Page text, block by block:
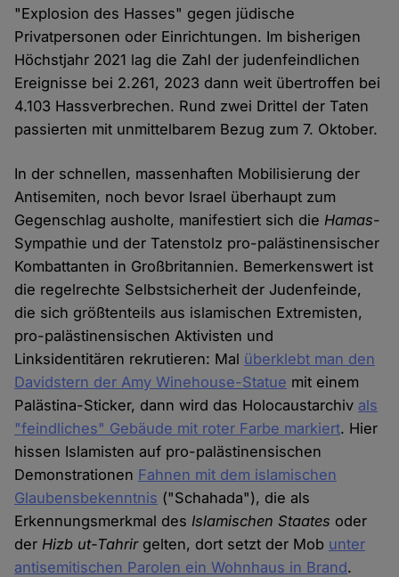
"Explosion des Hasses" gegen jüdische
Privatpersonen oder Einrichtungen. Im bisherigen
Höchstjahr 2021 lag die Zahl der judenfeindlichen
Ereignisse bei 2.261, 2023 dann weit übertroffen bei
4.103 Hassverbrechen. Rund zwei Drittel der Taten
passierten mit unmittelbarem Bezug zum 7. Oktober.
In der schnellen, massenhaften Mobilisierung der
Antisemiten, noch bevor Israel überhaupt zum
Gegenschlag ausholte, manifestiert sich die Hamas-
Sympathie und der Tatenstolz pro-palästinensischer
Kombattanten in Großbritannien. Bemerkenswert ist
die regelrechte Selbstsicherheit der Judenfeinde,
die sich größtenteils aus islamischen Extremisten,
pro-palästinensischen Aktivisten und
Linksidentitären rekrutieren: Mal überklebt man den
Davidstern der Amy Winehouse-Statue mit einem
Palästina-Sticker, dann wird das Holocaustarchiv als
"feindliches" Gebäude mit roter Farbe markiert. Hier
hissen Islamisten auf pro-palästinensischen
Demonstrationen Fahnen mit dem islamischen
Glaubensbekenntnis ("Schahada"), die als
Erkennungsmerkmal des Islamischen Staates oder
der Hizb ut-Tahrirgelten, dort setzt der Mob unter
antisemitischen Parolen ein Wohnhaus in Brand.